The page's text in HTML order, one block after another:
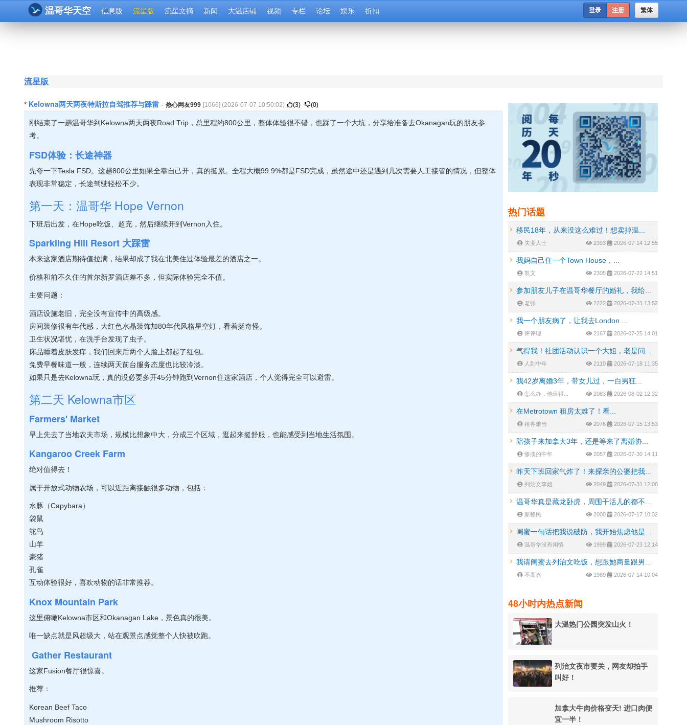
温哥华天空 信息版 流星版 流星文摘 新闻 大温店铺 视频 专栏 论坛 娱乐 折扣 繁体
登录 注册
流星版
* Kelowna两天两夜特斯拉自驾推荐与踩雷 - 热心网友999 [1066] (2026-07-07 10:50:02) (3) (0)
刚结束了一趟温哥华到Kelowna两天两夜Road Trip，总里程约800公里，整体体验很不错，也踩了一个大坑，分享给准备去Okanagan玩的朋友参
考。
FSD体验：长途神器
先夸一下Tesla FSD。这趟800公里如果全靠自己开，真的挺累。全程大概99.9%都是FSD完成，虽然途中还是遇到几次需要人工接管的情况，但整体
表现非常稳定，长途驾驶轻松不少。
第一天：温哥华 Hope Vernon
下班后出发，在Hope吃饭、超充，然后继续开到Vernon入住。
Sparkling Hill Resort 大踩雷
本来这家酒店期待值拉满，结果却成了我在北美住过体验最差的酒店之一。
价格和前不久住的首尔新罗酒店差不多，但实际体验完全不值。
主要问题：
酒店设施老旧，完全没有宣传中的高级感。
房间装修很有年代感，大红色水晶装饰加80年代风格星空灯，看着挺奇怪。
卫生状况堪忧，在洗手台发现了虫子。
床品睡着皮肤发痒，我们回来后两个人脸上都起了红包。
免费早餐味道一般，连续两天前台服务态度也比较冷淡。
如果只是去Kelowna玩，真的没必要多开45分钟跑到Vernon住这家酒店，个人觉得完全可以避雷。
第二天 Kelowna市区
Farmers' Market
早上先去了当地农夫市场，规模比想象中大，分成三个区域，逛起来挺舒服，也能感受到当地生活氛围。
Kangaroo Creek Farm
绝对值得去！
属于开放式动物农场，可以近距离接触很多动物，包括：
水豚（Capybara）
袋鼠
鸵鸟
山羊
豪猪
孔雀
互动体验很好，喜欢动物的话非常推荐。
Knox Mountain Park
这里俯瞰Kelowna市区和Okanagan Lake，景色真的很美。
唯一缺点就是风超级大，站在观景点感觉整个人快被吹跑。
Gather Restaurant
这家Fusion餐厅很惊喜。
推荐：
Korean Beef Taco
Mushroom Risotto
热门话题
移民18年，从来没这么难过！想卖掉温...
失业人士 2393 2026-07-14 12:55
我妈自己住一个Town House，...
凯文 2305 2026-07-22 14:51
参加朋友儿子在温哥华餐厅的婚礼，我给...
老张 2222 2026-07-31 13:52
我一个朋友病了，让我去London ...
评评理 2167 2026-07-25 14:01
气得我！社团活动认识一个大姐，老是问...
人到中年 2110 2026-07-18 11:35
我42岁离婚3年，带女儿过，一白男狂...
怎么办，他值得... 2083 2026-08-02 12:32
在Metrotown 租房太难了！看...
租客难当 2076 2026-07-15 13:53
陪孩子来加拿大3年，还是等来了离婚协...
惨淡的中年 2057 2026-07-30 14:11
昨天下班回家气炸了！来探亲的公婆把我...
列治文李姐 2049 2026-07-31 12:06
温哥华真是藏龙卧虎，周围干活儿的都不...
新移民 2000 2026-07-17 10:32
闺蜜一句话把我说破防，我开始焦虑他是...
温哥华没有闲情 1999 2026-07-23 12:14
我请闺蜜去列治文吃饭，想跟她商量跟男...
不高兴 1989 2026-07-14 10:04
48小时内热点新闻
大温热门公园突发山火！
列治文夜市要关，网友却拍手
叫好！
加拿大牛肉价格变天! 进口肉便
宜一半！